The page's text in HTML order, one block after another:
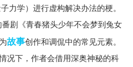
力学）进行虚构解决办法的梗。
剧《青春猪头少年不会梦到兔女
故事创作和调侃中的常见元素。
况下，作者会借用深奥神秘的科